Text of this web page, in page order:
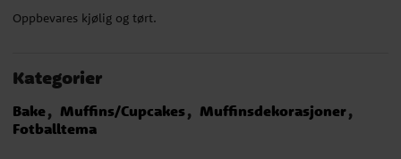
Oppbevares kjølig og tørt.
Kategorier
Bake Muffins/Cupcakes
Muffinsdekorasjoner
Fotballtema